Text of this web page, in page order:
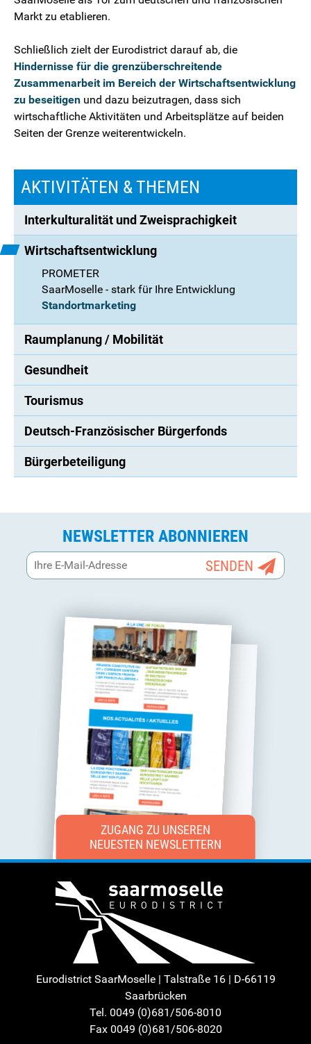
Markt zu etablieren.
Schließlich zielt der Eurodistrict darauf ab, die
Hindernisse für die grenzüberschreitende
Zusammenarbeit im Bereich der Wirtschaftsentwicklung
zu beseitigen und dazu beizutragen, dass sich
wirtschaftliche Aktivitäten und Arbeitsplätze auf beiden
Seiten der Grenze weiterentwickeln.
AKTIVITÄTEN & THEMEN
Interkulturalität und Zweisprachigkeit
Wirtschaftsentwicklung
PROMETER
SaarMoselle - stark für Ihre Entwicklung
Standortmarketing
Raumplanung / Mobilität
Gesundheit
Tourismus
Deutsch-Französischer Bürgerfonds
Bürgerbeteiligung
NEWSLETTER ABONNIEREN
ZUGANG ZU UNSEREN
NEUESTEN NEWSLETTERN
Eurodistrict SaarMoselle | Talstraße 16 | D-66119
Saarbrücken
Tel. 0049 (0)681/506-8010
Fax 0049 (0)681/506-8020